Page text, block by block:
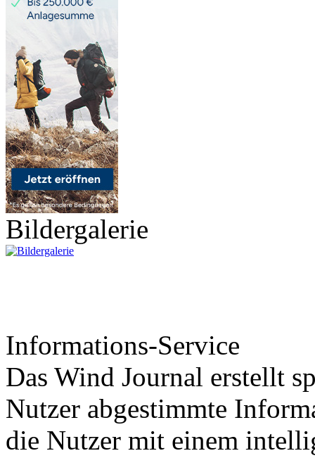
Bildergalerie
Informations-Service
Das Wind Journal erstellt
Nutzer abgestimmte
die Nutzer mit einem